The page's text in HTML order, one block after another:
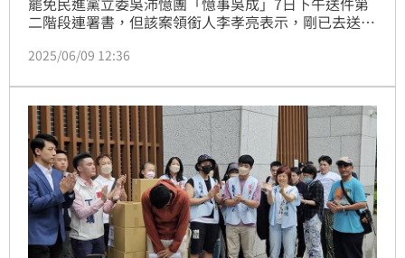
二階段連署書，但該案領銜人李孝亮表示，剛已去送
孝亮走回選委會大樓後，抱著志工哭了，且還說：「就
了最大努力，休息一下再出發」。杜承哲醫師直言，很
好笑嗎？真的，就差那麼一點點。台灣就只差這麼一點
點，就再也不會是台灣了。
2025/06/09 12:36